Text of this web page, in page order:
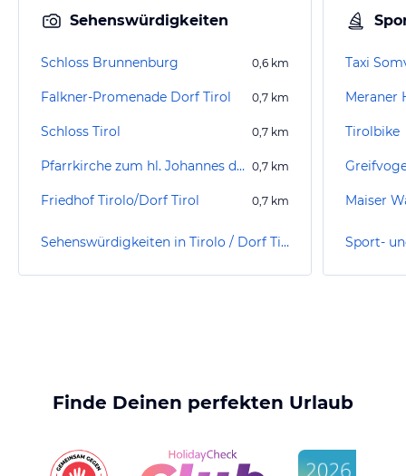
Sehenswürdigkeiten
Schloss Brunnenburg 0,6 km
Falkner-Promenade Dorf Tirol 0,7 km
Schloss Tirol 0,7 km
Pfarrkirche zum hl. Johannes dem Täufer 0,7 km
Friedhof Tirolo/Dorf Tirol 0,7 km
Sehenswürdigkeiten in Tirolo / Dorf Tirol
Taxi
Tirolbike
Maiser
Finde Deinen perfekten Urlaub